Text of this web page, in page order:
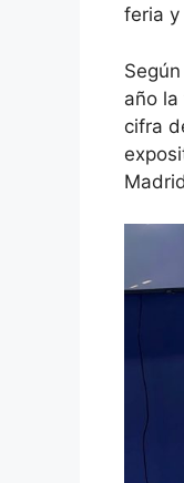
feria y
año
cifra